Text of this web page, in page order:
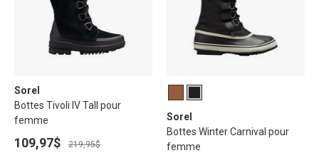
Sorel
Bottes Tivoli IV Tall pour
femme
109,97$ 219,95$
Sorel
Bottes Winter Carnival pour
femme